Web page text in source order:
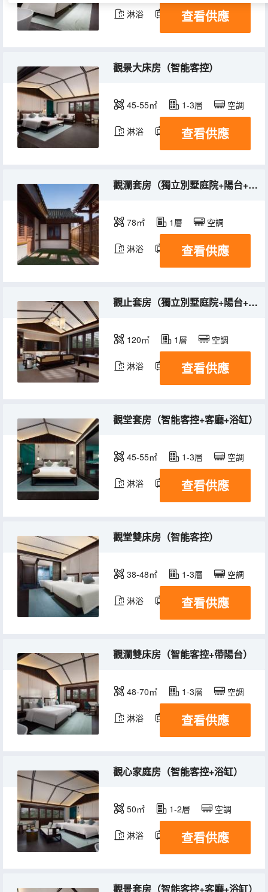
淋浴 電視機 冰箱
查看供應
觀景大床房（智能客控）
45-55㎡ 1-3層 空調
淋浴 電視機 冰箱
查看供應
觀瀾套房（獨立別墅庭院+陽台+浴缸）
78㎡ 1層 空調
淋浴 電視機 冰箱
查看供應
觀止套房（獨立別墅庭院+陽台+浴缸）
120㎡ 1層 空調
淋浴 電視機
查看供應
觀堂套房（智能客控+客廳+浴缸）
45-55㎡ 1-3層 空調
淋浴 電視機 冰箱
查看供應
觀堂雙床房（智能客控）
38-48㎡ 1-3層 空調
淋浴 電視機 冰箱
查看供應
觀瀾雙床房（智能客控+帶陽台）
48-70㎡ 1-3層 空調
淋浴 電視機 冰箱
查看供應
觀心家庭房（智能客控+浴缸）
50㎡ 1-2層 空調
淋浴 電視機 冰箱
查看供應
觀景套房（智能客控+客廳+浴缸）